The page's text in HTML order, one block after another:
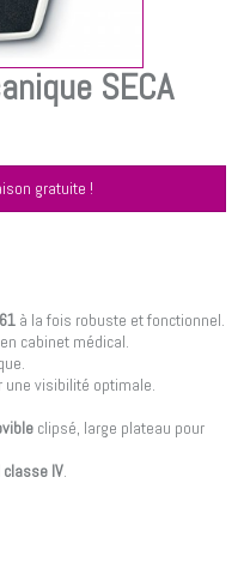
SECA
gratuite !
à la fois robuste et fonctionnel.
cabinet médical.
une visibilité optimale.
clipsé, large plateau pour
IV.